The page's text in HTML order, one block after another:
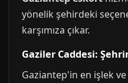
yönelik şehirdeki
karşımıza çıkar.
Gaziler Caddesi:
Gaziantep'in en işlek